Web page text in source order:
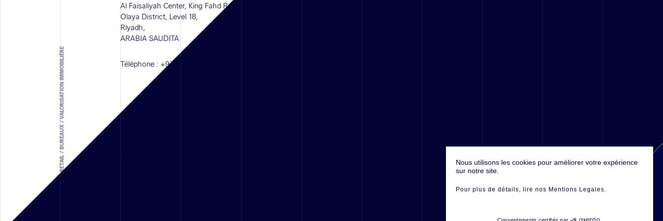
Al Faisaliyah Center, King Fahd Rd,
Olaya District, Level 18,
Riyadh,
ARABIA SAUDITA
Téléphone : +971 4 587 6626
SOLUTION D'ARCHITECTURE - RETAIL / BUREAUX / VALORISATION IMMOBILIÈRE © 2016 Antefixe, Tous droits réservés.
Nous utilisons les cookies pour améliorer votre expérience
sur notre site.
Pour plus de détails , lire nos Mentions Legales
Consentements certifiés par